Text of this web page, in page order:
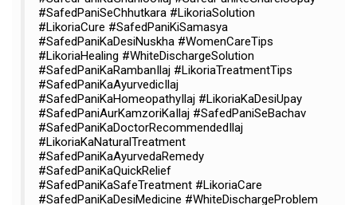
#SafedPaniSeChhutkara #LikoriaSolution
#LikoriaCure #SafedPaniKiSamasya
#SafedPaniKaDesiNuskha #WomenCareTips
#LikoriaHealing #WhiteDischargeSolution
#SafedPaniKaRambanIlaj #LikoriaTreatmentTips
#SafedPaniKaAyurvedicIlaj
#SafedPaniKaHomeopathyIlaj #LikoriaKaDesiUpay
#SafedPaniAurKamzoriKaIlaj #SafedPaniSeBachav
#SafedPaniKaDoctorRecommendedIlaj
#LikoriaKaNaturalTreatment
#SafedPaniKaAyurvedaRemedy
#SafedPaniKaQuickRelief
#SafedPaniKaSafeTreatment #LikoriaCare
#SafedPaniKaDesiMedicine #WhiteDischargeProblem